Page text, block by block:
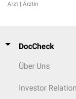
Arzt | Ärztin
DocCheck
Über Uns
Investor